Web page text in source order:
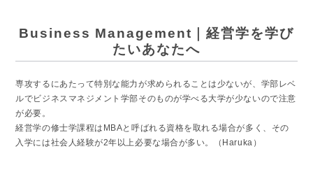
Business Management｜経営学を学び
たいあなたへ
専攻するにあたって特別な能力が求められることは少ないが、学部レベ
ルでビジネスマネジメント学部そのものが学べる大学が少ないので注意
が必要。
経営学の修士学課程はMBAと呼ばれる資格を取れる場合が多く、その
入学には社会人経験が2年以上必要な場合が多い。（Haruka）